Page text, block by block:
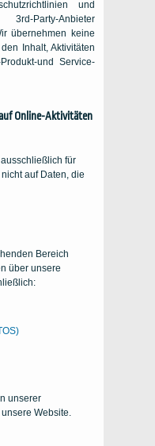
und
Party-Anbieter
übernehmen keine
Inhalt, Aktivitäten
und Service-
Online-Aktivitäten
für
auf Daten, die
Bereich
über unsere
)
unserer
Website.